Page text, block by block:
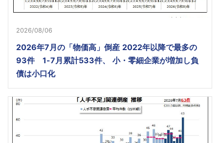
2026/08/06
2026年7月の「物価高」倒産 2022年以降で最多の
93件 1-7月累計533件、 小・零細企業が増加し負
債は小口化